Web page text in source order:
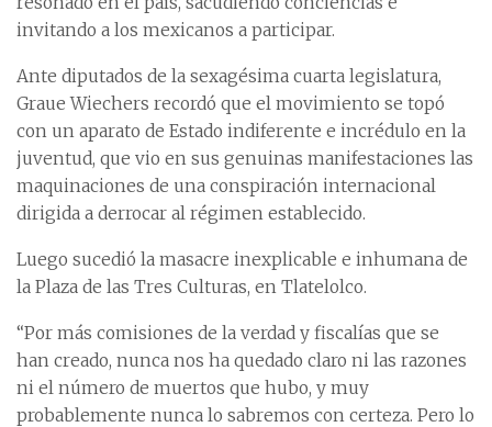
invitando a los mexicanos a participar.
Ante diputados de la sexagésima cuarta legislatura,
Graue Wiechers recordó que el movimiento se topó
con un aparato de Estado indiferente e incrédulo en la
juventud, que vio en sus genuinas manifestaciones las
maquinaciones de una conspiración internacional
dirigida a derrocar al régimen establecido.
Luego sucedió la masacre inexplicable e inhumana de
la Plaza de las Tres Culturas, en Tlatelolco.
“Por más comisiones de la verdad y fiscalías que se
han creado, nunca nos ha quedado claro ni las razones
ni el número de muertos que hubo, y muy
probablemente nunca lo sabremos con certeza. Pero lo